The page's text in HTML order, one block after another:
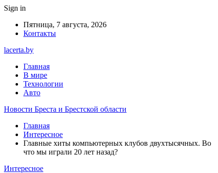
Sign in
Пятница, 7 августа, 2026
Контакты
lacerta.by
Главная
В мире
Технологии
Авто
Новости Бреста и Брестской области
Главная
Интересное
Главные хиты компьютерных клубов двухтысячных. Во
что мы играли 20 лет назад?
Интересное